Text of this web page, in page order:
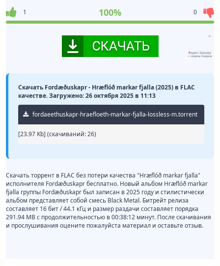
1 100% 0
Скачать Fordæðuskapr - Hræflóð markar fjalla (2025) в FLAC
качестве. Загружено: 26 октября 2025 в 11:13
fordaeethuskapr-hraefloeth-markar-fjalla-lossless-m.torrent
[23.97 Kb] (cкачиваний: 26)
Скачать торрент в FLAC без потери качества "Hræflóð markar fjalla"
исполнителя Fordæðuskapr бесплатно. Новый альбом Hræflóð markar
fjalla группы Fordæðuskapr был записан в 2025 году и стилистически
альбом представляет собой смесь Black Metal. Битрейт релиза
составляет 16 бит / 44.1 кГц и размер раздачи составляет порядка
291.94 MB с продолжительностью в 00:38:12 минут. После скачивания
и прослушивания оцените пожалуйста материал и оставьте отзыв.